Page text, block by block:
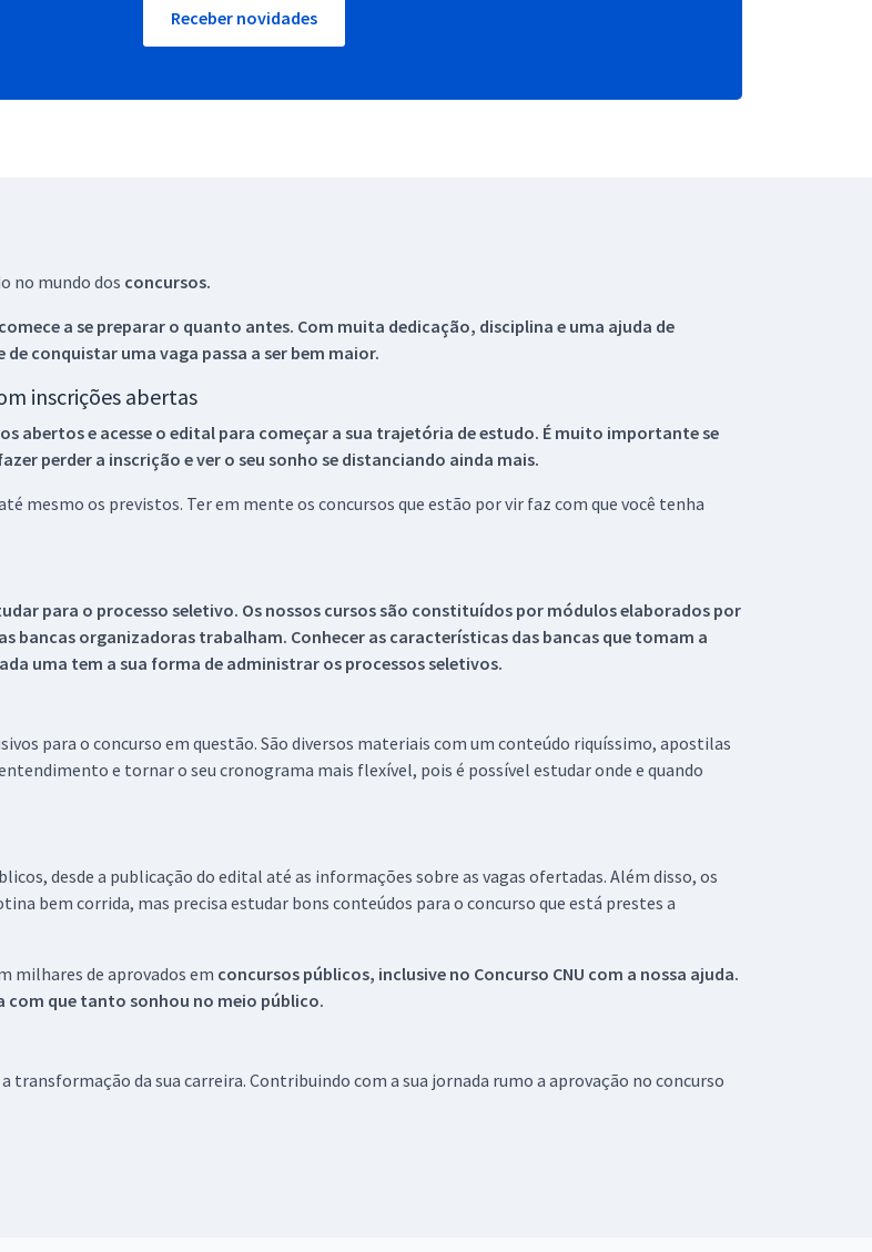
Receber novidades
no mundo dos concursos.
a se preparar o quanto antes. Com muita dedicação, disciplina e uma ajuda de
de conquistar uma vaga passa a ser bem maior.
inscrições abertas
abertos e acesse o edital para começar a sua trajetória de estudo. É muito importante se
perder a inscrição e ver o seu sonho se distanciando ainda mais.
mesmo os previstos. Ter em mente os concursos que estão por vir faz com que você tenha
para o processo seletivo. Os nossos cursos são constituídos por módulos elaborados por
bancas organizadoras trabalham. Conhecer as características das bancas que tomam a
uma tem a sua forma de administrar os processos seletivos.
para o concurso em questão. São diversos materiais com um conteúdo riquíssimo, apostilas
e tornar o seu cronograma mais flexível, pois é possível estudar onde e quando
desde a publicação do edital até as informações sobre as vagas ofertadas. Além disso, os
bem corrida, mas precisa estudar bons conteúdos para o concurso que está prestes a
milhares de aprovados em concursos públicos, inclusive no Concurso CNU com a nossa ajuda.
com que tanto sonhou no meio público.
transformação da sua carreira. Contribuindo com a sua jornada rumo a aprovação no concurso